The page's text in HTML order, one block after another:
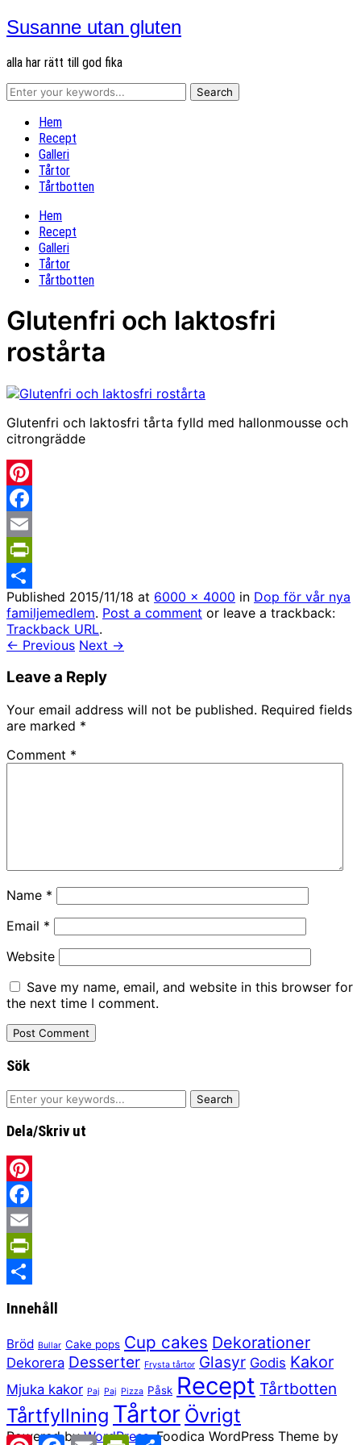
Susanne utan gluten
alla har rätt till god fika
Hem
Recept
Galleri
Tårtor
Tårtbotten
Hem
Recept
Galleri
Tårtor
Tårtbotten
Glutenfri och laktosfri
rostårta
Glutenfri och laktosfri tårta fylld med hallonmousse och
citrongrädde
Pinterest
Facebook
Email
PrintFriendly
Share
Published 2015/11/18 at 6000 × 4000 in Dop för vår nya
familjemedlem. Post a comment or leave a trackback:
Trackback URL.
← Previous Next →
Leave a Reply
Your email address will not be published. Required fields
are marked *
Comment *
Name *
Email *
Website
Save my name, email, and website in this browser for
the next time I comment.
Sök
Dela/Skriv ut
Pinterest
Facebook
Email
PrintFriendly
Innehåll
Bröd Bullar Cake pops Cup cakes Dekorationer
Dekorera Desserter Frysta tårtor Glasyr Godis Kakor
Mjuka kakor Paj Paj Pizza Påsk Recept Tårtbotten
Tårtfyllning Tårtor Övrigt
Powered byWordPress. Foodica WordPress Theme by
PinterestFacebook
EmailPrintFriendly
Share